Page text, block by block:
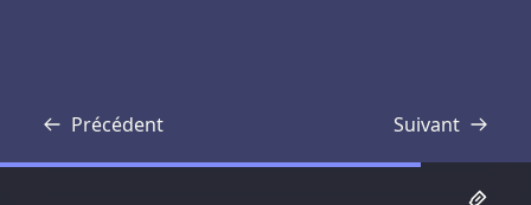
Précédent
Transcription Suivant
Transcription